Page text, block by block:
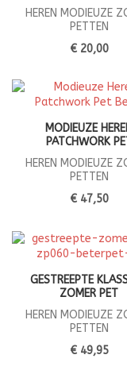
HEREN MODIEUZE
PETTEN
€ 20,00
MODIEUZE
PATCHWORK
HEREN MODIEUZE
PETTEN
€ 47,50
GESTREEPTE
ZOMER PET
HEREN MODIEUZE
PETTEN
€ 49,95